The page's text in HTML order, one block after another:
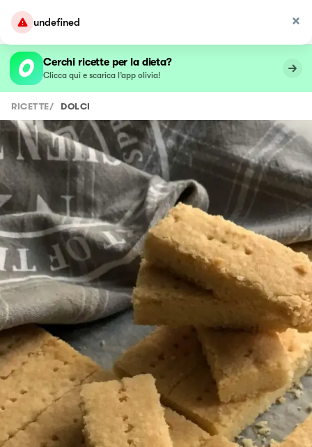
undefined
Cerchi ricette per la dieta?
Clicca qui e scarica l’app olivia!
RICETTE/ DOLCI